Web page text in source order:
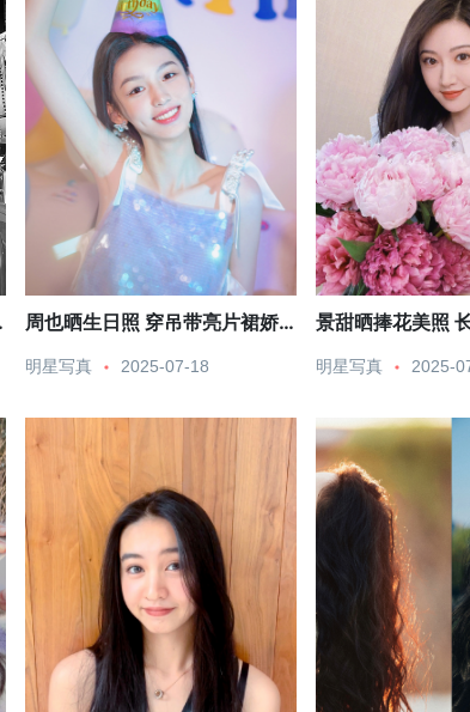
周也晒生日照 穿吊带亮片裙娇
明星写真 2025-07-18
景甜晒捧花美照
明星写真 2025-